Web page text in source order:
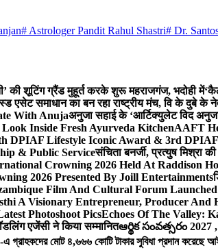
# Astrologer Pandit Rahul Shastri# Dr.
की शूटिंग ग्रैंड मुहूर्त करके शुरू महराजगंज, भदोही में
एसेट समाधान का बन रहा राष्ट्रीय मंच, वि के दुबे के
With Anujaअनुजा सहाई के ‘आर्टिक्युलेट विद
Inside Fresh Ayurveda KitchenAAFT
DPIAF Lifestyle Iconic Award & 3rd
& Public Serviceसंचिता बनर्जी, प्रत्युष मिश्रा
Crowning 2026 Held At Raddison
2026 Presented By Joill Entertainments
Film And Cultural Forum
A Visionary Entrepreneur, Producer And
Photoshoot PicsEchoes Of The Valley:
एजेंसी ने किया सम्मानितఆర్థిక సంవత్సరం
মোট ৪,৬৬৬ কোটি টাকার সুবিধা প্রদান করেছে